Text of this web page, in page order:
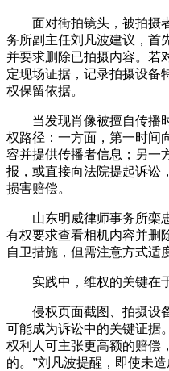
面对街拍镜头，被拍摄
务所副主任刘凡波建议，首
并要求删除已拍摄内容。若
定现场证据，记录拍摄设备
权保留依据。
当发现肖像被擅自传播
权路径：一方面，第一时间
容并提供传播者信息；另一
报，或直接向法院提起诉讼
损害赔偿。
山东明威律师事务所栾
有权要求查看相机内容并删
自卫措施，但需注意方式适
实践中，维权的关键在
侵权页面截图、拍摄设
可能成为诉讼中的关键证据
权利人可主张更高额的赔偿
的。”刘凡波提醒，即使未